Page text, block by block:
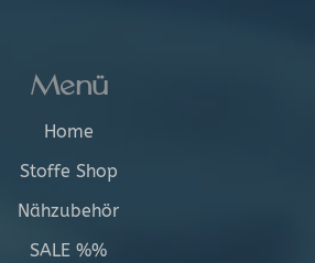
Menü
Home
Stoffe Shop
Nähzubehör
SALE %%